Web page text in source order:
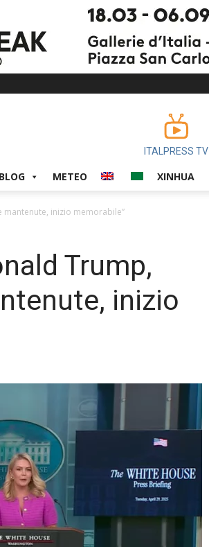
ITALPRESS TV
BLOG METEO XINHUA
mantenute, inizio memorabile”
Trump,
inizio